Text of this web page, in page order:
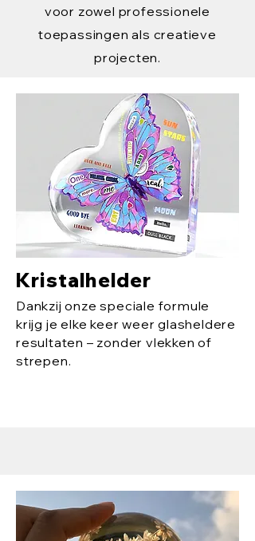
voor zowel professionele
toepassingen als creatieve
projecten.
Kristalhelder
Dankzij onze speciale formule
krijg je elke keer weer glasheldere
resultaten – zonder vlekken of
strepen.